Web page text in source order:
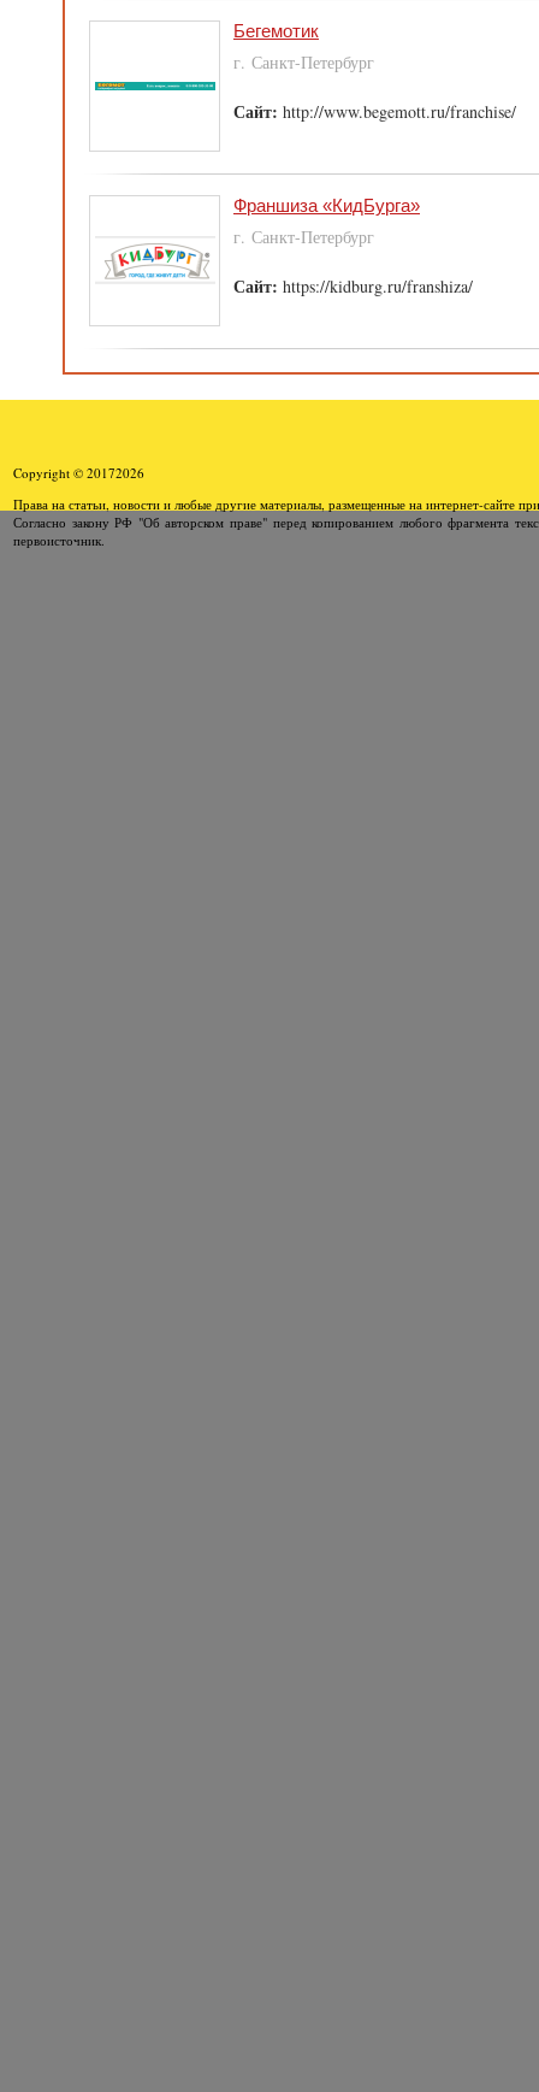
Бегемотик
г. Санкт-Петербург
Сайт: http://www.begemott.ru/franchise/
Франшиза «КидБурга»
г. Санкт-Петербург
Сайт: https://kidburg.ru/franshiza/
Copyright © 20172026
Права на статьи, новости и любые другие материалы, размещенные на интернет-сайте
Согласно закону РФ "Об авторском праве" перед копированием любого фрагмента
первоисточник.